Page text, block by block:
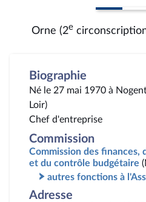
Orne (2e
Biographie
Né le 27 mai 1970 à
Loir)
Chef d'entreprise
Commission
Commission des finances,
et du contrôle budgétaire
autres fonctions à
Adresse